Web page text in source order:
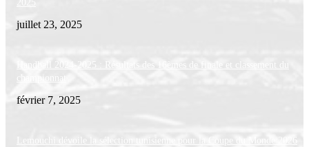
2025
juillet 23, 2025
Handball 2024-2025 : Résultats des 16èmes de finale et classement du
championnat
février 7, 2025
Lemouchi dévoile la sélection tunisienne pour la Coupe du Monde 2026